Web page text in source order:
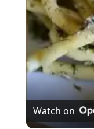
Watch on